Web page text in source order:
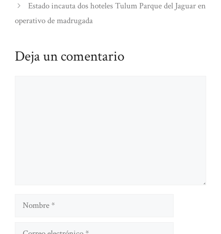
Estado incauta dos hoteles Tulum Parque del Jaguar en
operativo de madrugada
Deja un comentario
Nombre
Correo